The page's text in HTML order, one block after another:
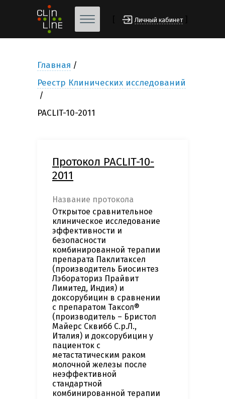
Личный кабинет
Главная
Реестр Клинических исследований
PACLIT-10-2011
Протокол PACLIT-10-
2011
Название протокола
Открытое сравнительное
клиническое исследование
эффективности и
безопасности
комбинированной терапии
препарата Паклитаксел
(производитель Биосинтез
Лэбораториз Прайвит
Лимитед, Индия) и
доксорубицин в сравнении
с препаратом Таксол®
(производитель – Бристол
Майерс Сквибб С.р.Л.,
Италия) и доксорубицин у
пациенток с
метастатическим раком
молочной железы после
неэффективной
стандартной
комбинированной терапии